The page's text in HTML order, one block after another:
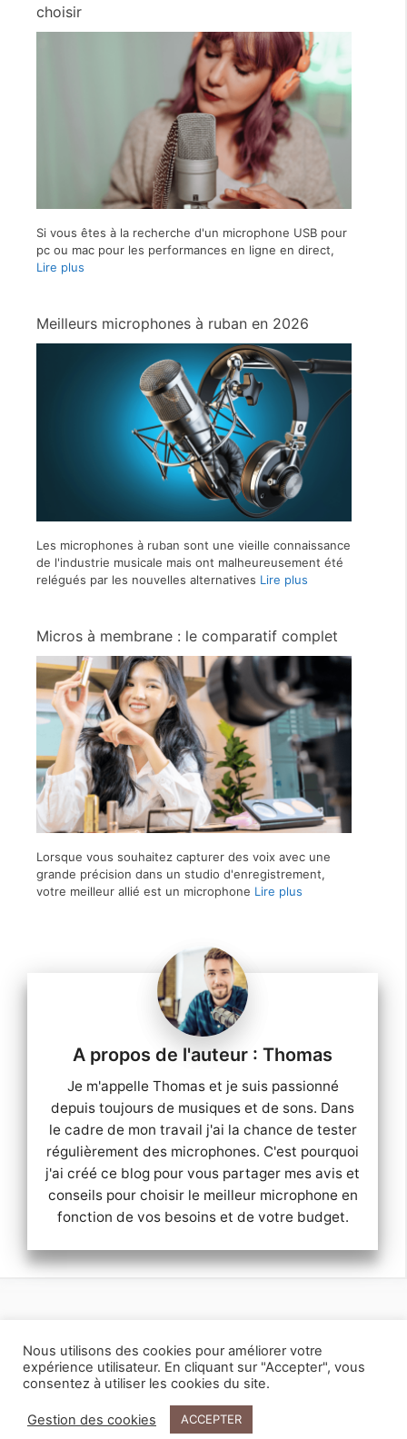
choisir
Si vous êtes à la recherche d'un microphone USB pour
pc ou mac pour les performances en ligne en direct,
Lire plus
Meilleurs microphones à ruban en 2026
Les microphones à ruban sont une vieille connaissance
de l'industrie musicale mais ont malheureusement été
relégués par les nouvelles alternatives Lire plus
Micros à membrane : le comparatif complet
Lorsque vous souhaitez capturer des voix avec une
grande précision dans un studio d'enregistrement,
votre meilleur allié est un microphone Lire plus
Thomas
Je m'appelle Thomas et je suis passionné
depuis toujours de musiques et de sons. Dans
le cadre de mon travail j'ai la chance de tester
régulièrement des microphones. C'est pourquoi
j'ai créé ce blog pour vous partager mes avis et
conseils pour choisir le meilleur microphone en
fonction de vos besoins et de votre budget.
© 2026Microphone Guide . Tous droits réservés.
Nous utilisons des cookies pour améliorer votre
expérience utilisateur. En cliquant sur "Accepter", vous
consentez à utiliser les cookies du site.
Gestion des cookies ACCEPTER